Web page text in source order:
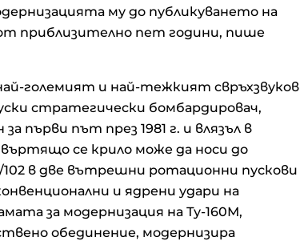
му до публикуването на
приблизително пет години, пише
големият и най-тежкият свръхзвуков
стратегически бомбардировач,
първи път през 1981 г. и влязъл в
се крило може да носи до
в две вътрешни ротационни пускови
и ядрени удари на
за модернизация на Ту-160М,
обединение, модернизира